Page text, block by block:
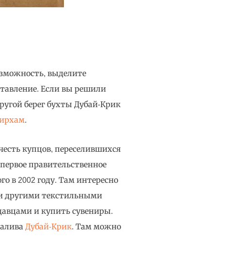
выделите
Если вы решили
берег бухты Дубай-Крик
.
купцов, переселившихся
правительственное
в 2002 году. Там интересно
другими текстильными
и купить сувениры.
Дубай-Крик. Там можно